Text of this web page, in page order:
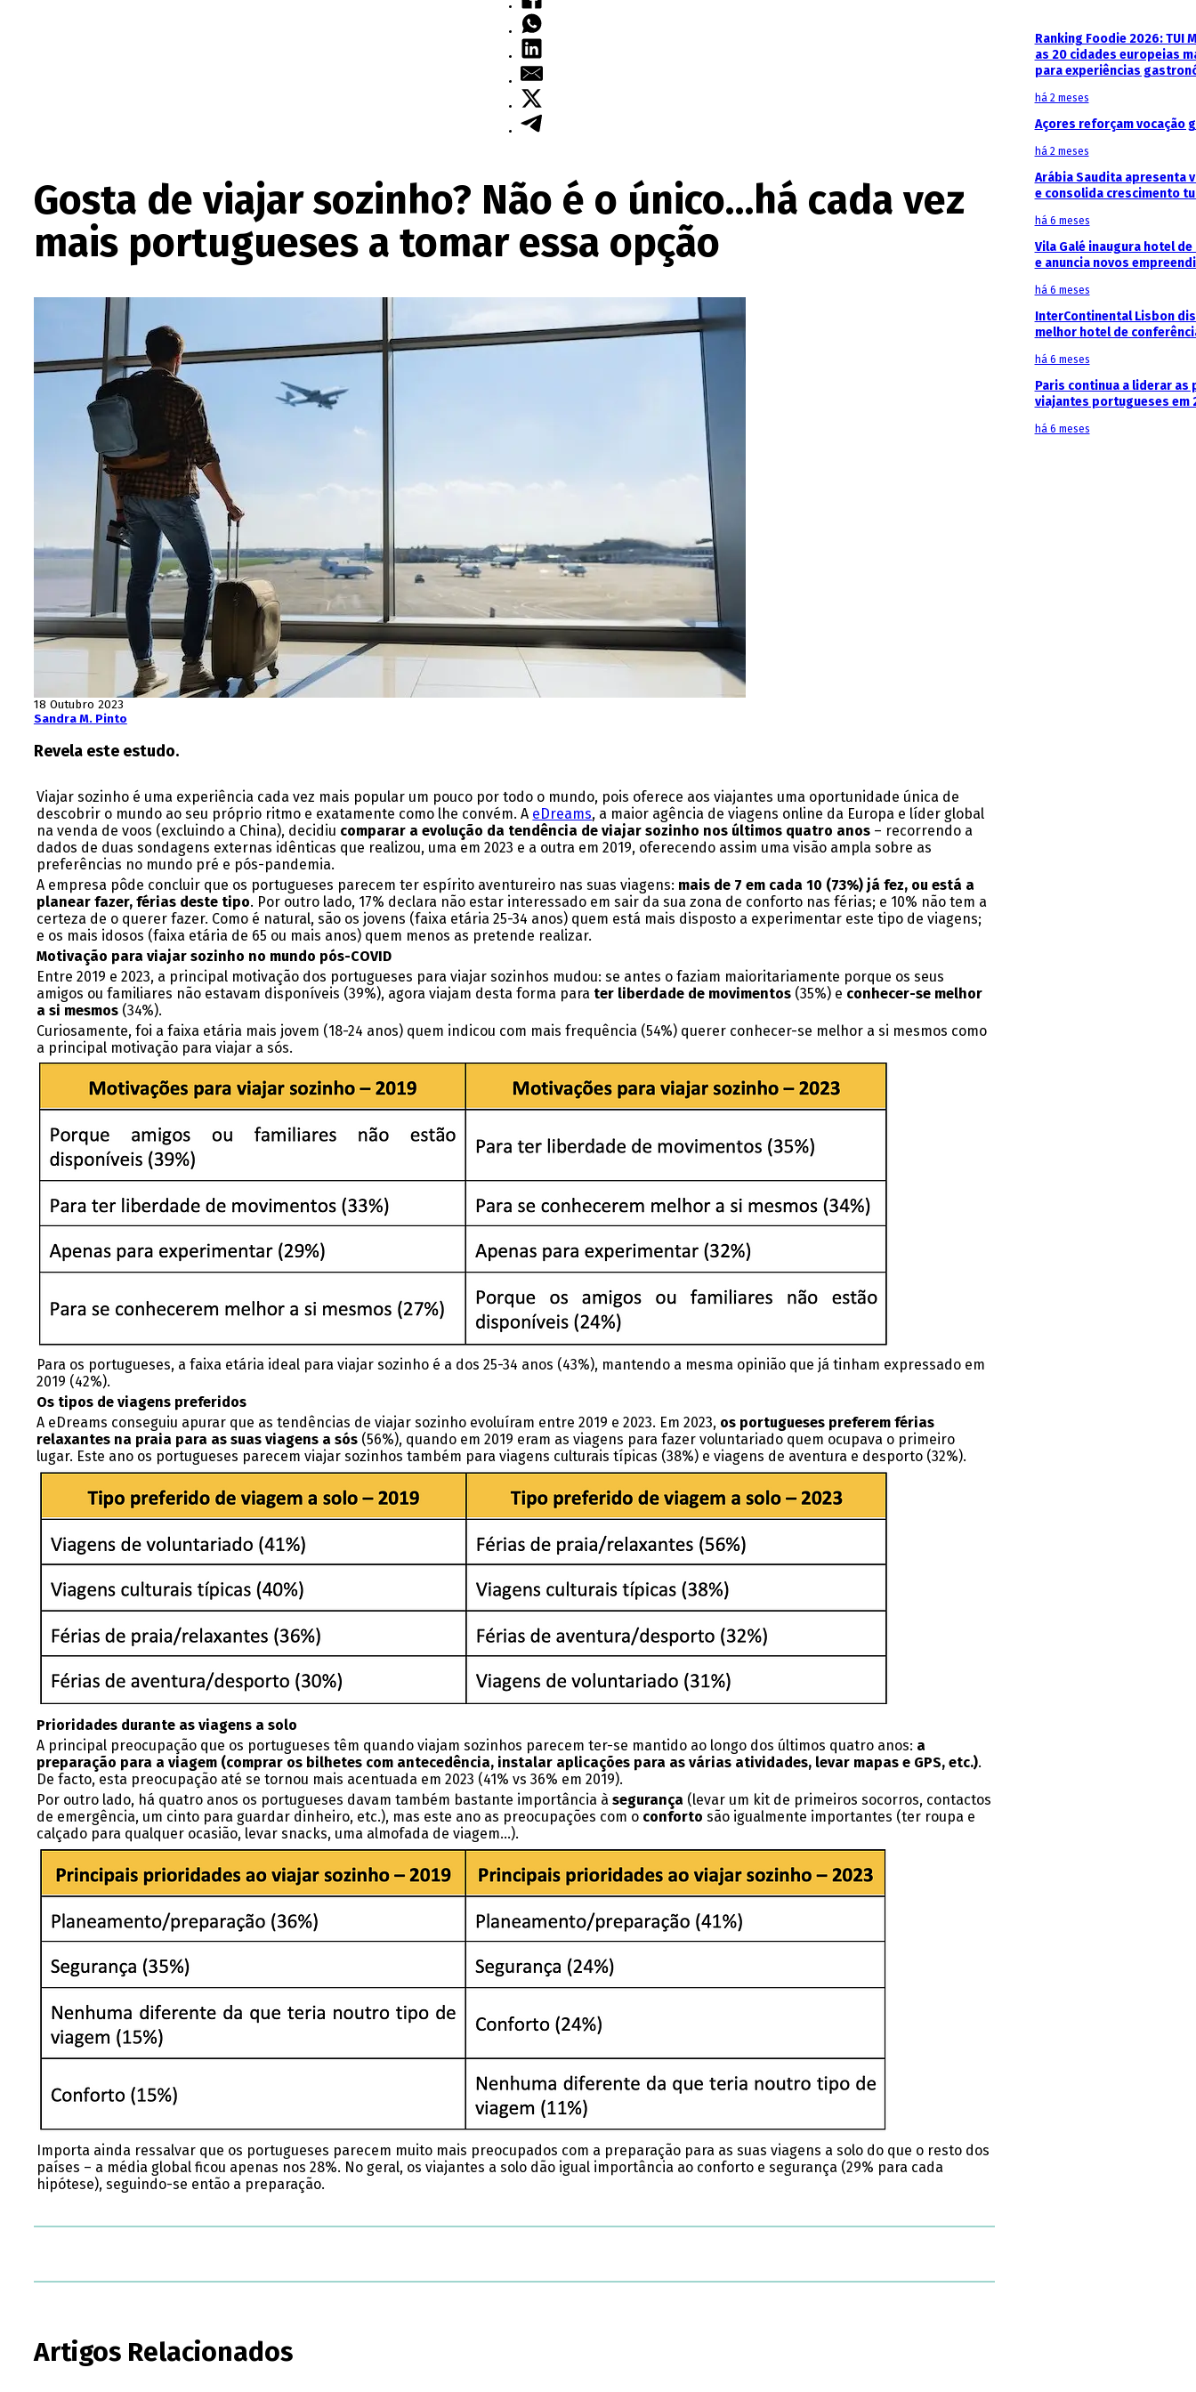
Gosta de viajar sozinho? Não é o único…há cada vez
mais portugueses a tomar essa opção
18 Outubro 2023
Sandra M. Pinto
Revela este estudo.
Viajar sozinho é uma experiência cada vez mais popular um pouco por todo o mundo, pois oferece aos viajantes uma oportunidade única de
descobrir o mundo ao seu próprio ritmo e exatamente como lhe convém. A eDreams, a maior agência de viagens online da Europa e líder global
na venda de voos (excluindo a China), decidiu comparar a evolução da tendência de viajar sozinho nos últimos quatro anos – recorrendo a
dados de duas sondagens externas idênticas que realizou, uma em 2023 e a outra em 2019, oferecendo assim uma visão ampla sobre as
preferências no mundo pré e pós-pandemia.
A empresa pôde concluir que os portugueses parecem ter espírito aventureiro nas suas viagens: mais de 7 em cada 10 (73%) já fez, ou está a
planear fazer, férias deste tipo. Por outro lado, 17% declara não estar interessado em sair da sua zona de conforto nas férias; e 10% não tem a
certeza de o querer fazer. Como é natural, são os jovens (faixa etária 25-34 anos) quem está mais disposto a experimentar este tipo de viagens;
e os mais idosos (faixa etária de 65 ou mais anos) quem menos as pretende realizar.
Motivação para viajar sozinho no mundo pós-COVID
Entre 2019 e 2023, a principal motivação dos portugueses para viajar sozinhos mudou: se antes o faziam maioritariamente porque os seus
amigos ou familiares não estavam disponíveis (39%), agora viajam desta forma para ter liberdade de movimentos (35%) e conhecer-se melhor
a si mesmos (34%).
Curiosamente, foi a faixa etária mais jovem (18-24 anos) quem indicou com mais frequência (54%) querer conhecer-se melhor a si mesmos como
a principal motivação para viajar a sós.
Para os portugueses, a faixa etária ideal para viajar sozinho é a dos 25-34 anos (43%), mantendo a mesma opinião que já tinham expressado em
2019 (42%).
Os tipos de viagens preferidos
A eDreams conseguiu apurar que as tendências de viajar sozinho evoluíram entre 2019 e 2023. Em 2023, os portugueses preferem férias
relaxantes na praia para as suas viagens a sós (56%), quando em 2019 eram as viagens para fazer voluntariado quem ocupava o primeiro
lugar. Este ano os portugueses parecem viajar sozinhos também para viagens culturais típicas (38%) e viagens de aventura e desporto (32%).
Prioridades durante as viagens a solo
A principal preocupação que os portugueses têm quando viajam sozinhos parecem ter-se mantido ao longo dos últimos quatro anos: a
preparação para a viagem (comprar os bilhetes com antecedência, instalar aplicações para as várias atividades, levar mapas e GPS, etc.).
De facto, esta preocupação até se tornou mais acentuada em 2023 (41% vs 36% em 2019).
Por outro lado, há quatro anos os portugueses davam também bastante importância àsegurança (levar um kit de primeiros socorros, contactos
de emergência, um cinto para guardar dinheiro, etc.), mas este ano as preocupações com o conforto são igualmente importantes (ter roupa e
calçado para qualquer ocasião, levar snacks, uma almofada de viagem…).
Importa ainda ressalvar que os portugueses parecem muito mais preocupados com a preparação para as suas viagens a solo do que o resto dos
países – a média global ficou apenas nos 28%. No geral, os viajantes a solo dão igual importância ao conforto e segurança (29% para cada
hipótese), seguindo-se então a preparação.
Artigos Relacionados
Ranking Foodie 2026: TUI
as 20 cidades europeias
para experiências
há 2 meses
Açores reforçam vocação
há 2 meses
Arábia Saudita apresenta
e consolida crescimento
há 6 meses
Vila Galé inaugura hotel de
e anuncia novos
há 6 meses
InterContinental Lisbon
melhor hotel de
há 6 meses
Paris continua a liderar as
viajantes portugueses em
há 6 meses